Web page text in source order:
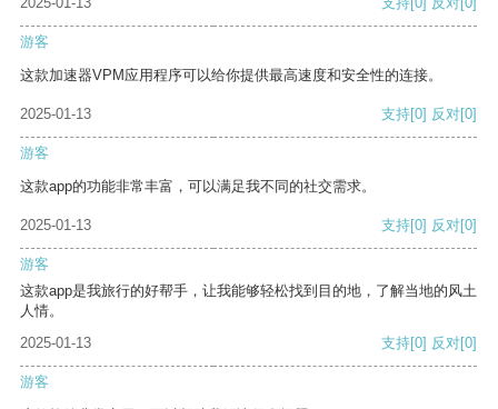
游客
这款加速器VPM应用程序可以给你提供最高速度和安全性的连接。
2025-01-13 支持[0] 反对[0]
游客
这款app的功能非常丰富，可以满足我不同的社交需求。
2025-01-13 支持[0] 反对[0]
游客
这款app是我旅行的好帮手，让我能够轻松找到目的地，了解当地的风土
人情。
2025-01-13
支持[0] 反对[0]
游客